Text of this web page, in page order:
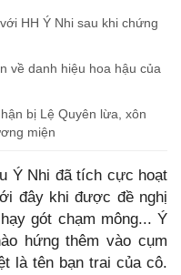
HH Ý Nhi sau khi chứng
về danh hiệu hoa hậu của
bị Lệ Quyên lừa, xôn
miện
Ý Nhi đã tích cực hoạt
đây khi được đề nghị
gót chạm mông... Ý
hứng thêm vào cụm
là tên bạn trai của cô.